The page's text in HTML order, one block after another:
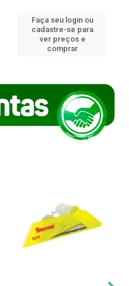
Faça seu login ou
cadastre-se para
ver preços e
comprar